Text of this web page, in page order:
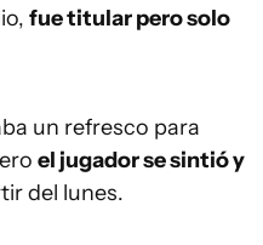
fue titular pero solo
un refresco para
el jugador se sintió y
del lunes.